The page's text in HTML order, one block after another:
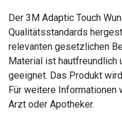
Der 3M Adaptic Touch
Qualitätsstandards
relevanten gesetzlichen
Material ist hautfreundlich
geeignet. Das Produkt
Für weitere Informationen
Arzt oder Apotheker.